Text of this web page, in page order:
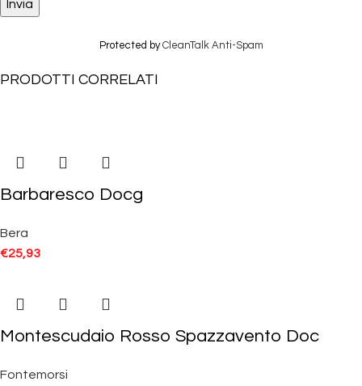
Protected byCleanTalk Anti-Spam
PRODOTTI CORRELATI
Barbaresco Docg
Bera
€25,93
Montescudaio Rosso Spazzavento Doc
Fontemorsi